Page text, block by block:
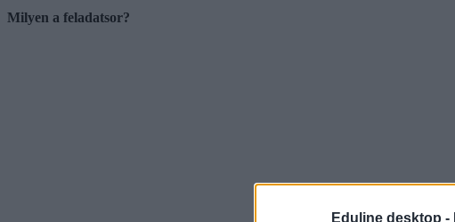
Eduline desktop -
Milyen a feladatsor?